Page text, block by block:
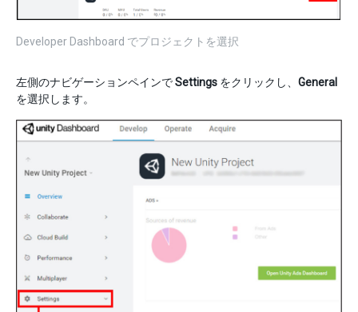
Developer Dashboard でプロジェクトを選択
左側のナビゲーションペインでSettings をクリックし、 General
を選択します。